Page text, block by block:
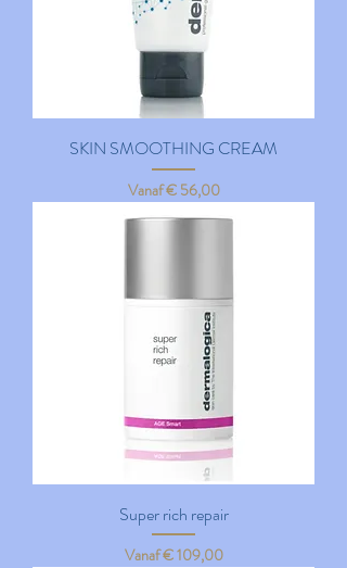
SKIN SMOOTHING CREAM
Vanaf€ 56,00
Verkoopprijs
Super rich repair
Vanaf€ 109,00
Verkoopprijs